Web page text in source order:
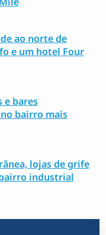
ao norte de
e um hotel Four
e bares
bairro mais
lojas de grife
industrial